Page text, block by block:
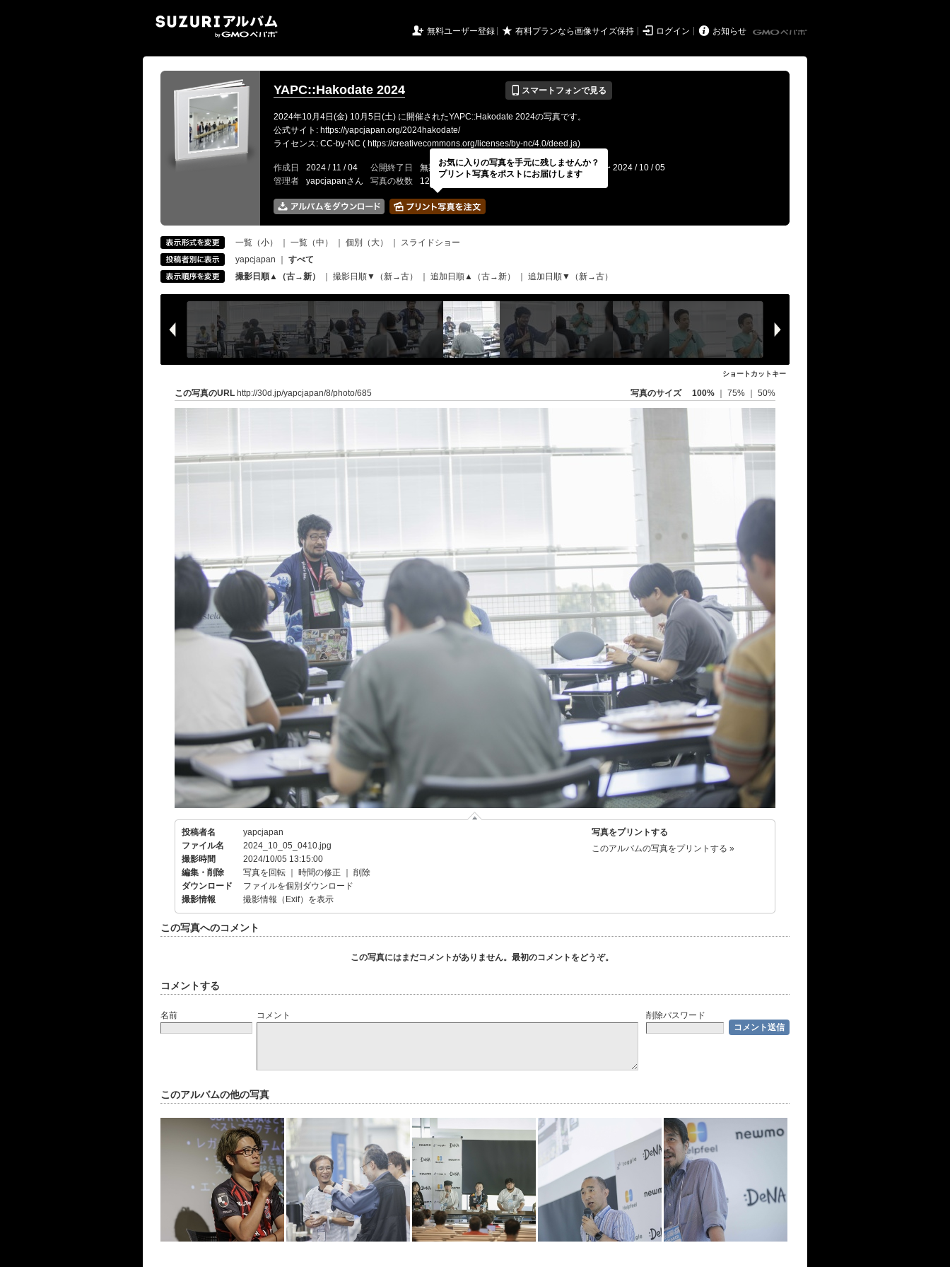
 無料ユーザー登録 ★ 有料プランなら画像サイズ保持  ログイン  お知らせ
YAPC::Hakodate 2024 📱 スマートフォンで見る
2024年10月4日(金) 10月5日(土) に開催されたYAPC::Hakodate 2024の写真です。
公式サイト: https://yapcjapan.org/2024hakodate/
ライセンス: CC-by-NC ( https://creativecommons.org/licenses/by-nc/4.0/deed.ja)
作成日 2024 / 11 / 04 公開終了日 無期限 イベントの期間
2024 / 10 / 04 〜 2024 / 10 / 05
管理者
yapcjapanさん 写真の枚数 1216 / 2000枚
一覧（小） 一覧（中） 個別（大）
スライドショー
yapcjapan
すべて
撮影日順▲（古→新）
撮影日順▼（新→古） 追加日順▲（古→新） 追加日順▼（新→古）
ショートカットキー
この写真のURL http://30d.jp/yapcjapan/8/photo/685 写真のサイズ 100% 75% 50%
投稿者名
yapcjapan
ファイル名
2024_10_05_0410.jpg
撮影時間
2024/10/05 13:15:00
編集・削除
写真を回転 時間の修正
削除
ダウンロード
ファイルを個別ダウンロード
撮影情報
撮影情報（Exif）を表示
写真をプリントする
このアルバムの写真をプリントする »
この写真へのコメント
この写真にはまだコメントがありません。最初のコメントをどうぞ。
コメントする
名前 コメント 削除パスワード
このアルバムの他の写真
お気に入りの写真を手元に残しませんか？
プリント写真をポストにお届けします